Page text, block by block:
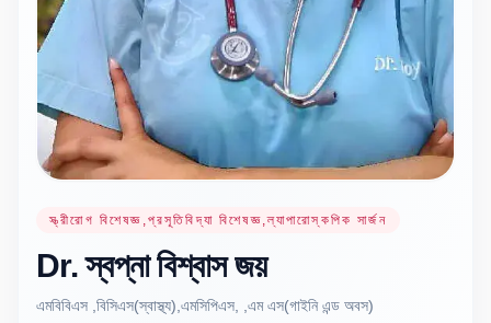
স্ত্রীরোগ বিশেষজ্ঞ,প্রসূতিবিদ্যা বিশেষজ্ঞ,ল্যাপারোস্কপিক সার্জন
Dr. স্বপ্না বিশ্বাসজয়
এমবিবিএস ,বিসিএস(স্বাস্থ্য),এমসিপিএস, ,এম এস(গাইনি এন্ড অবস)